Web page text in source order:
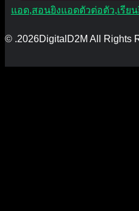
© .2026DigitalD2M All Rights